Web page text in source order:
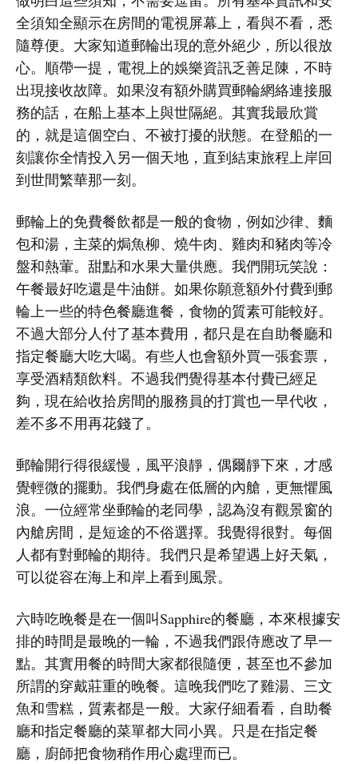
全須知全顯示在房間的電視屏幕上，看與不看，悉
隨尊便。大家知道郵輪出現的意外絕少，所以很放
心。順帶一提，電視上的娛樂資訊乏善足陳，不時
出現接收故障。如果沒有額外購買郵輪網絡連接服
務的話，在船上基本上與世隔絕。其實我最欣賞
的，就是這個空白、不被打擾的狀態。在登船的一
刻讓你全情投入另一個天地，直到結束旅程上岸回
到世間繁華那一刻。
郵輪上的免費餐飲都是一般的食物，例如沙律、麵
包和湯，主菜的焗魚柳、燒牛肉、雞肉和豬肉等冷
盤和熱葷。甜點和水果大量供應。我們開玩笑說：
午餐最好吃還是牛油餅。如果你願意額外付費到郵
輪上一些的特色餐廳進餐，食物的質素可能較好。
不過大部分人付了基本費用，都只是在自助餐廳和
指定餐廳大吃大喝。有些人也會額外買一張套票，
享受酒精類飲料。不過我們覺得基本付費已經足
夠，現在給收拾房間的服務員的打賞也一早代收，
差不多不用再花錢了。
郵輪開行得很緩慢，風平浪靜，偶爾靜下來，才感
覺輕微的擺動。我們身處在低層的內艙，更無懼風
浪。一位經常坐郵輪的老同學，認為沒有觀景窗的
內艙房間，是短途的不俗選擇。我覺得很對。每個
人都有對郵輪的期待。我們只是希望遇上好天氣，
可以從容在海上和岸上看到風景。
六時吃晚餐是在一個叫Sapphire的餐廳，本來根據安
排的時間是最晚的一輪，不過我們跟侍應改了早一
點。其實用餐的時間大家都很隨便，甚至也不參加
所謂的穿戴莊重的晚餐。這晚我們吃了雞湯、三文
魚和雪糕，質素都是一般。大家仔細看看，自助餐
廳和指定餐廳的菜單都大同小異。只是在指定餐
廳，廚師把食物稍作用心處理而已。